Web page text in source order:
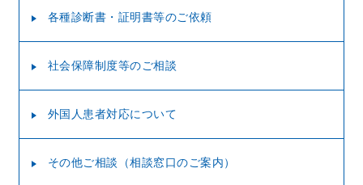
各種診断書・証明書等のご依頼
社会保障制度等のご相談
外国人患者対応について
その他ご相談（相談窓口のご案内）